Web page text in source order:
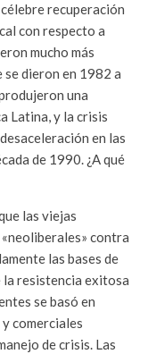
recuperación
con respecto a
mucho más
se dieron en 1982 a
una
Latina, y la crisis
en las
de 1990. ¿A qué
las viejas
contra
las bases de
la resistencia exitosa
se basó en
comerciales
de crisis. Las